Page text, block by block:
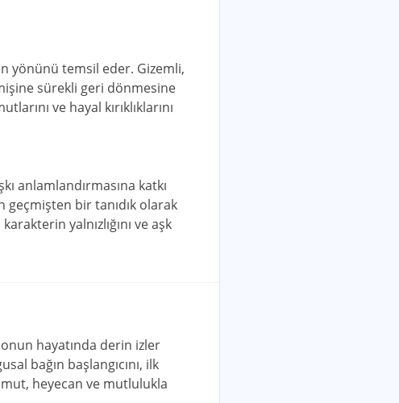
yönünü temsil eder. Gizemli,
sürekli geri dönmesine
ve hayal kırıklıklarını
anlamlandırmasına katkı
bir tanıdık olarak
yalnızlığını ve aşk
onun hayatında derin izler
bağın başlangıcını, ilk
heyecan ve mutlulukla